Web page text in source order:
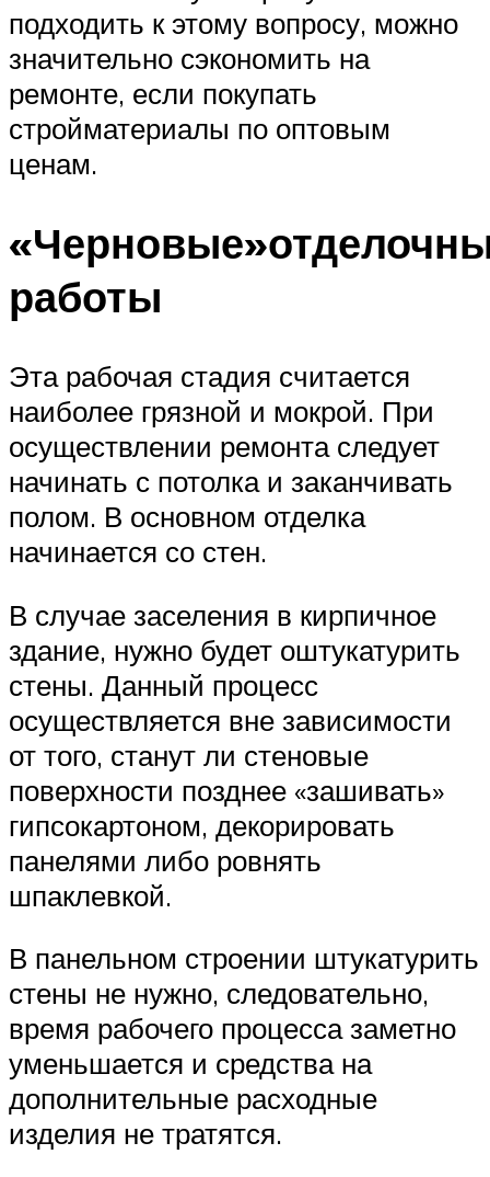
подходить к этому вопросу, можно
значительно сэкономить на
ремонте, если покупать
стройматериалы по оптовым
ценам.
работы
Эта рабочая стадия считается
наиболее грязной и мокрой. При
осуществлении ремонта следует
начинать с потолка и заканчивать
полом. В основном отделка
начинается со стен.
В случае заселения в кирпичное
здание, нужно будет оштукатурить
стены. Данный процесс
осуществляется вне зависимости
от того, станут ли стеновые
поверхности позднее «зашивать»
гипсокартоном, декорировать
панелями либо ровнять
шпаклевкой.
В панельном строении штукатурить
стены не нужно, следовательно,
время рабочего процесса заметно
уменьшается и средства на
дополнительные расходные
изделия не тратятся.